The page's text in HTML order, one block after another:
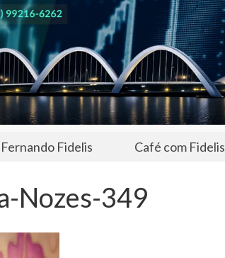
Fernando Fidelis Café com Fidelis
Nozes-349